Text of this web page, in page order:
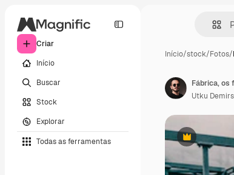
Criar
Início
Buscar
Stock
Explorar
Todas as ferramentas
Início/stock/Fotos/
Premium
Utku